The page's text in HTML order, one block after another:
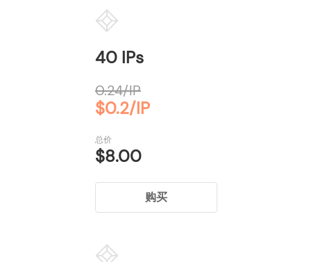
40 IPs
0.24/IP
$0.2/IP
总价
$8.00
购买